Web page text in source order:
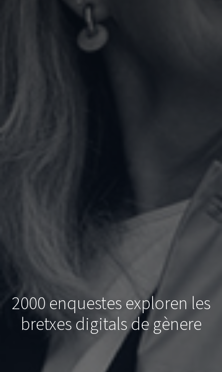
2000 enquestes exploren les
bretxes digitals de gènere